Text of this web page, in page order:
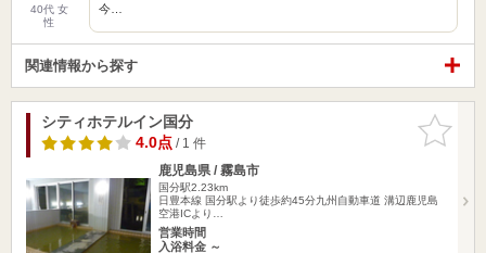
40代 女
性
今…
関連情報から探す
お気に入
りに追加
シティホテルイン国分
4.0点/ 1 件
鹿児島県 / 霧島市
国分駅2.23km
日豊本線 国分駅より徒歩約45分九州自動車道 溝辺鹿児島
空港ICより…
営業時間
入浴料金 ～